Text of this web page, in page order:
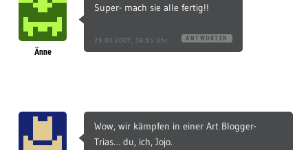
Änne
Super- mach sie alle fertig!!
29.03.2007, 16:15 Uhr ANTWORTEN
Wow, wir kämpfen in einer Art Blogger-
Trias… du, ich, Jojo.